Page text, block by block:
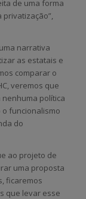
de uma forma
privatização”,
narrativa
as estatais e
comparar o
veremos que
nenhuma política
funcionalismo
do
ao projeto de
uma proposta
ficaremos
que levar esse